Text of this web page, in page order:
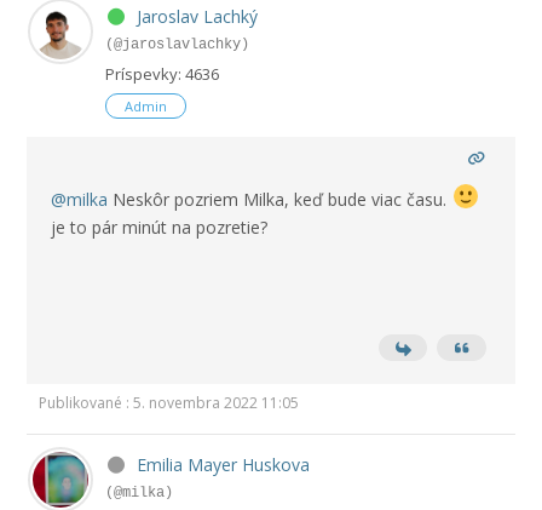
Jaroslav Lachký
(@jaroslavlachky)
Príspevky: 4636
Admin
@milka Neskôr pozriem Milka, keď bude viac času.
je to pár minút na pozretie?
Publikované : 5. novembra 2022 11:05
Emilia Mayer Huskova
(@milka)